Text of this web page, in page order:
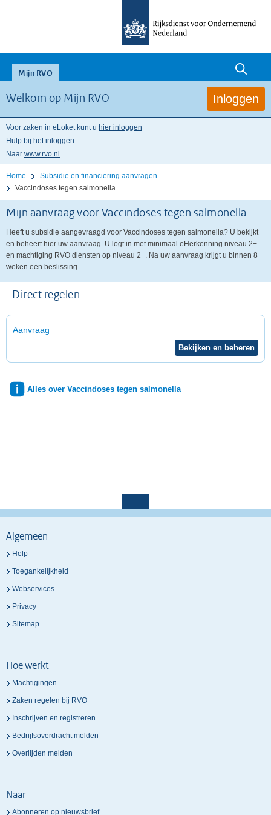
Mijn RVO
Welkom op Mijn RVO Inloggen
Voor zaken in eLoket kunt u hier inloggen
Hulp bij hetinloggen
Naar www.rvo.nl
Home
Subsidie en financiering aanvragen
Vaccindoses tegen salmonella
Mijn aanvraag voor Vaccindoses tegen salmonella
Heeft u subsidie aangevraagd voor Vaccindoses tegen salmonella? U bekijkt
en beheert hier uw aanvraag. U logt in met minimaal eHerkenning niveau 2+
en machtiging RVO diensten op niveau 2+. Na uw aanvraag krijgt u binnen 8
weken een beslissing.
Direct regelen
Aanvraag
Alles over Vaccindoses tegen salmonella
Algemeen
Help
Toegankelijkheid
Webservices
Privacy
Sitemap
Hoe werkt
Machtigingen
Zaken regelen bij RVO
Inschrijven en registreren
Bedrijfsoverdracht melden
Overlijden melden
Naar
Abonneren op nieuwsbrief